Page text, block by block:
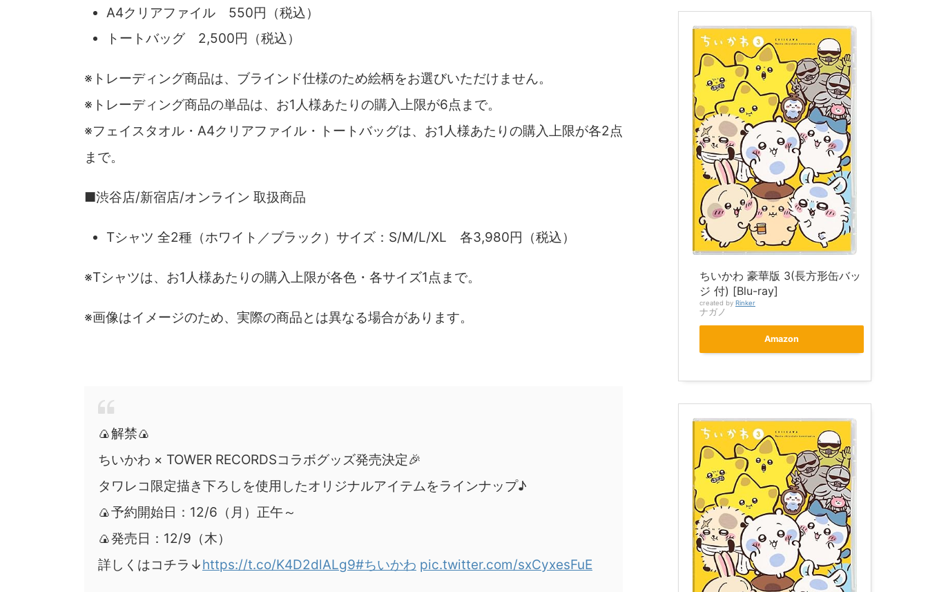
A4クリアファイル 550円（税込）
トートバッグ 2,500円（税込）
※トレーディング商品は、ブラインド仕様のため絵柄をお選びいただけません。
※トレーディング商品の単品は、お1人様あたりの購入上限が6点まで。
※フェイスタオル・A4クリアファイル・トートバッグは、お1人様あたりの購入上限が各2点
まで。
■渋谷店/新宿店/オンライン 取扱商品
Tシャツ 全2種（ホワイト／ブラック）サイズ：S/M/L/XL 各3,980円（税込）
※Tシャツは、お1人様あたりの購入上限が各色・各サイズ1点まで。
※画像はイメージのため、実際の商品とは異なる場合があります。
🍙解禁🍙
ちいかわ × TOWER RECORDSコラボグッズ発売決定🎉
タワレコ限定描き下ろしを使用したオリジナルアイテムをラインナップ♪
🍙予約開始日：12/6（月）正午～
🍙発売日：12/9（木）
詳しくはコチラ↓https://t.co/K4D2dlALg9#ちいかわ pic.twitter.com/sxCyxesFuE
ちいかわ 豪華版 3(長方形缶バッ
ジ 付) [Blu-ray]
created by Rinker
ナガノ
Amazon